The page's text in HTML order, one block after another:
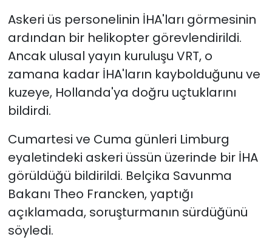
Askeri üs personelinin İHA'ları görmesinin
ardından bir helikopter görevlendirildi.
Ancak ulusal yayın kuruluşu VRT, o
zamana kadar İHA'ların kaybolduğunu ve
kuzeye, Hollanda'ya doğru uçtuklarını
bildirdi.
Cumartesi ve Cuma günleri Limburg
eyaletindeki askeri üssün üzerinde bir İHA
görüldüğü bildirildi. Belçika Savunma
Bakanı Theo Francken, yaptığı
açıklamada, soruşturmanın sürdüğünü
söyledi.